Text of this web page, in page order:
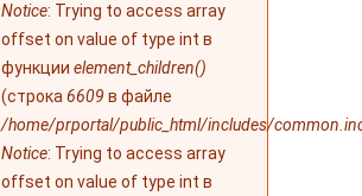
Notice: Trying to access array
offset on value of type int в
функции element_children()
(строка 6609 в файле
/home/prportal/public_html/includes/
Notice: Trying to access array
offset on value of type int в